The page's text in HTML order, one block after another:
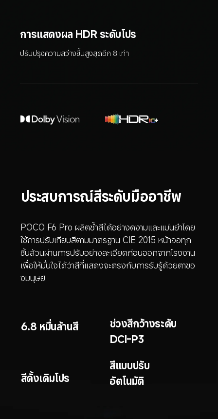
การแสดงผล HDR ระดับโปร
ปรับปรุงความสว่างขึ้นสูงสุดอีก 8 เท่า
ประสบการณ์สีระดับมืออาชีพ
POCO F6 Pro ผลิตซ้ำสีได้อย่างดงามและแม่นยำโดย
ใช้การปรับเทียบสีตามมาตรฐาน CIE 2015 หน้าจอทุก
ชิ้นล้วนผ่านการปรับอย่างละเอียดก่อนออกจากโรงงาน
เพื่อให้มั่นใจได้ว่าสีที่แสดงจะตรงกับการรับรู้ด้วยตาขอ
งมนุษย์
6.8 หมื่นล้านสี
ช่วงสีกว้างระดับ
DCI-P3
สีดั้งเดิมโปร
สีแบบปรับ
อัตโนมัติ